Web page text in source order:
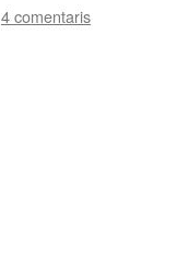
4 comentaris